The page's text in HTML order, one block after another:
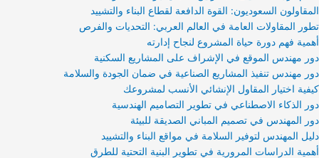
المقاولون السعوديون: القوة الدافعة لقطاع البناء والتشييد
تطور المقاولات العامة في العالم العربي: التحديات والفرص
أهمية فهم دورة حياة المشروع لنجاح إدارته
دور مهندس الموقع في الإشراف على المشاريع السكنية
دور مهندس تنفيذ المشاريع الصناعية في ضمان الجودة والسلامة
كيفية اختيار المقاول الإنشائي الأنسب لمشروعك
دور الذكاء الاصطناعي في تطوير التصاميم الهندسية
دور المهندس في تصميم المباني الصديقة للبيئة
دليل المهندس لتوفير السلامة في مواقع البناء والتشييد
أهمية الدراسات المرورية في تطوير البنية التحتية للطرق